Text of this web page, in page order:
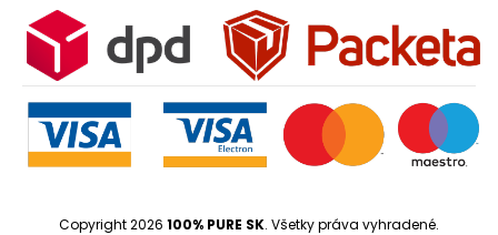
Copyright 2026 100% PURE SK. Všetky práva vyhradené.